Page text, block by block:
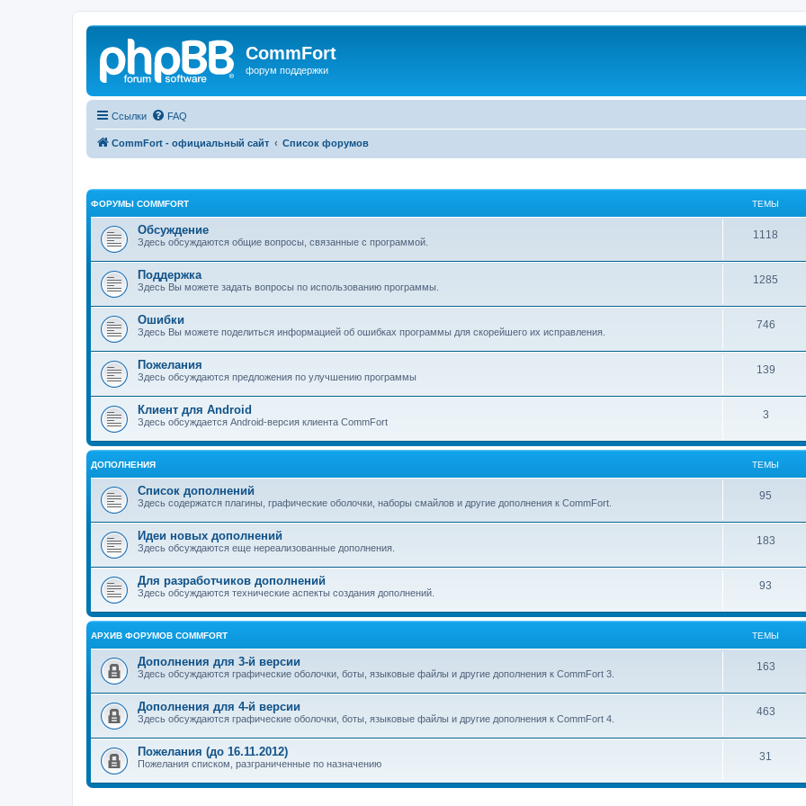
CommFort
форум поддержки
Ссылки FAQ
CommFort - официальный сайт Список форумов
ФОРУМЫ COMMFORT ТЕМЫ
Обсуждение
Здесь обсуждаются общие вопросы, связанные с программой.
1118
Поддержка
Здесь Вы можете задать вопросы по использованию программы.
1285
Ошибки
Здесь Вы можете поделиться информацией об ошибках программы для скорейшего их исправления.
746
Пожелания
Здесь обсуждаются предложения по улучшению программы
139
Клиент для Android
Здесь обсуждается Android-версия клиента CommFort
3
ДОПОЛНЕНИЯ ТЕМЫ
Список дополнений
Здесь содержатся плагины, графические оболочки, наборы смайлов и другие дополнения к CommFort.
95
Идеи новых дополнений
Здесь обсуждаются еще нереализованные дополнения.
183
Для разработчиков дополнений
Здесь обсуждаются технические аспекты создания дополнений.
93
АРХИВ ФОРУМОВ COMMFORT ТЕМЫ
Дополнения для 3-й версии
Здесь обсуждаются графические оболочки, боты, языковые файлы и другие дополнения к CommFort 3.
163
Дополнения для 4-й версии
Здесь обсуждаются графические оболочки, боты, языковые файлы и другие дополнения к CommFort 4.
463
Пожелания (до 16.11.2012)
Пожелания списком, разграниченные по назначению
31